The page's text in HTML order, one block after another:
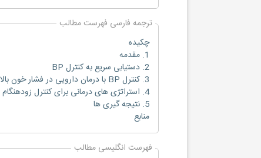
ترجمه فارسی فهرست مطالب
چکیده
1. مقدمه
2. دستیابی سریع به کنترل BP
3. کنترل BP با درمان دارویی در فشار خون بالای متوسط و prehypertension
4. استراتژی های درمانی برای کنترل زودهنگام BP
5. نتیجه گیری ها
منابع
فهرست انگلیسی مطالب